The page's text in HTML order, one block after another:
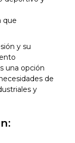
que
y su
una opción
de
y